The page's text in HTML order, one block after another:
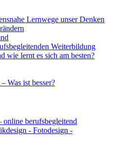
Lernwege unser Denken
Weiterbildung
wie lernt es sich am besten?
Was ist besser?
berufsbegleitend
- Fotodesign -